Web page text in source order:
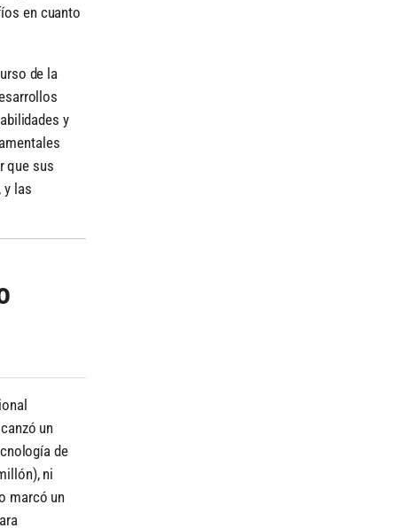
en cuanto
de la
y
que sus
y las
un
de
ni
marcó un